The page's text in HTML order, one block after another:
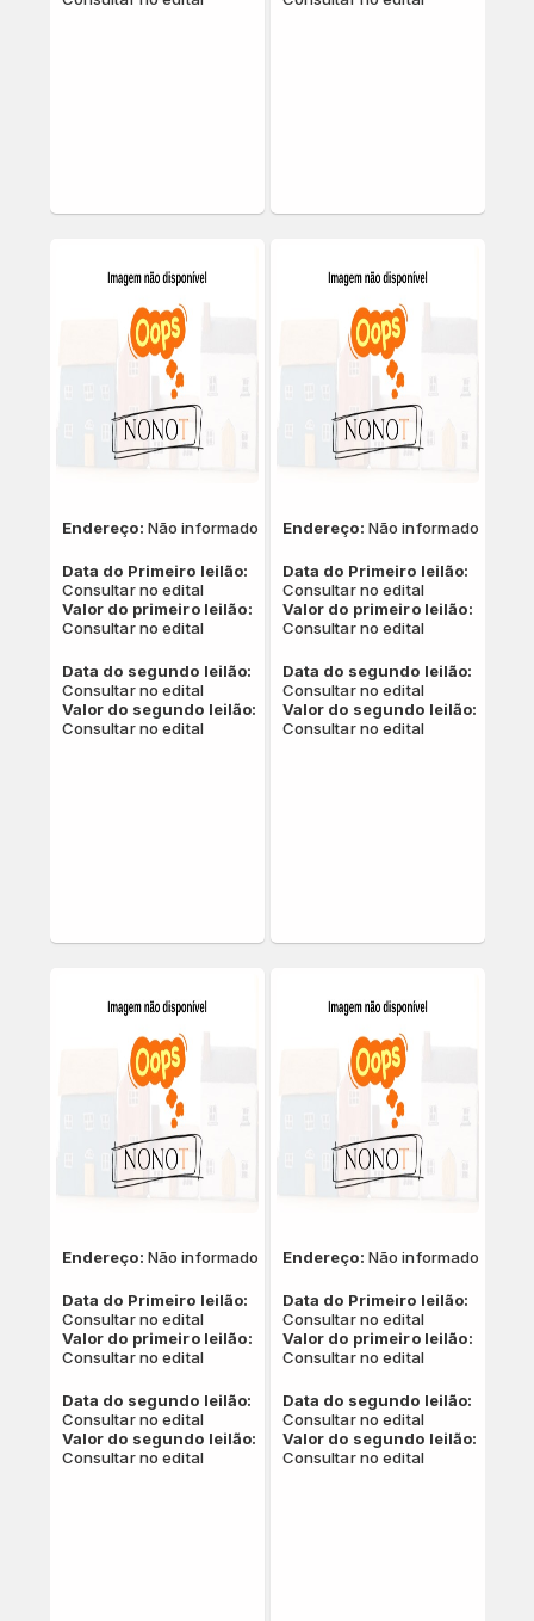
Endereço: Não informado
Data do Primeiro leilão:
Consultar no edital
Valor do primeiro leilão:
Consultar no edital
Data do segundo leilão:
Consultar no edital
Valor do segundo leilão:
Consultar no edital
Endereço: Não informado
Data do Primeiro leilão:
Consultar no edital
Valor do primeiro leilão:
Consultar no edital
Data do segundo leilão:
Consultar no edital
Valor do segundo leilão:
Consultar no edital
Endereço: Não informado
Data do Primeiro leilão:
Consultar no edital
Valor do primeiro leilão:
Consultar no edital
Data do segundo leilão:
Consultar no edital
Valor do segundo leilão:
Consultar no edital
Endereço: Não informado
Data do Primeiro leilão:
Consultar no edital
Valor do primeiro leilão:
Consultar no edital
Data do segundo leilão:
Consultar no edital
Valor do segundo leilão:
Consultar no edital